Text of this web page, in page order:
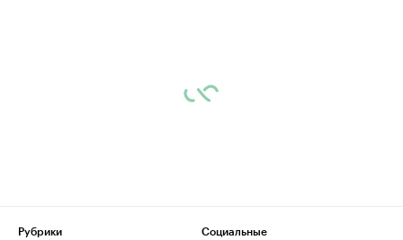
Рубрики
Социальные